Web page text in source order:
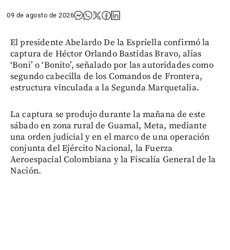
09 de agosto de 2026
El presidente Abelardo De la Espriella confirmó la
captura de Héctor Orlando Bastidas Bravo, alias
‘Boni’ o ‘Bonito’, señalado por las autoridades como
segundo cabecilla de los Comandos de Frontera,
estructura vinculada a la Segunda Marquetalia.
La captura se produjo durante la mañana de este
sábado en zona rural de Guamal, Meta, mediante
una orden judicial y en el marco de una operación
conjunta del Ejército Nacional, la Fuerza
Aeroespacial Colombiana y la Fiscalía General de la
Nación.